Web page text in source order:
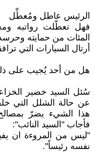
الرئيس عاطل ومُعطِّل
فهل تعطّلت رواتبه
المئات من حمايته
أرتال السيارات التي
هل من أحد يُجيب على
سُئل السيد خضير
عن حالة الشلل التي
هذا الشيء يضرّ بمصالح
فأجاب "السيد النائب":
"ليس من المروءة ان
نفسه رئيساً".